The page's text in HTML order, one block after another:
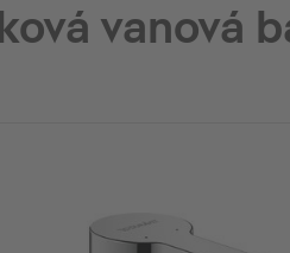
vanová